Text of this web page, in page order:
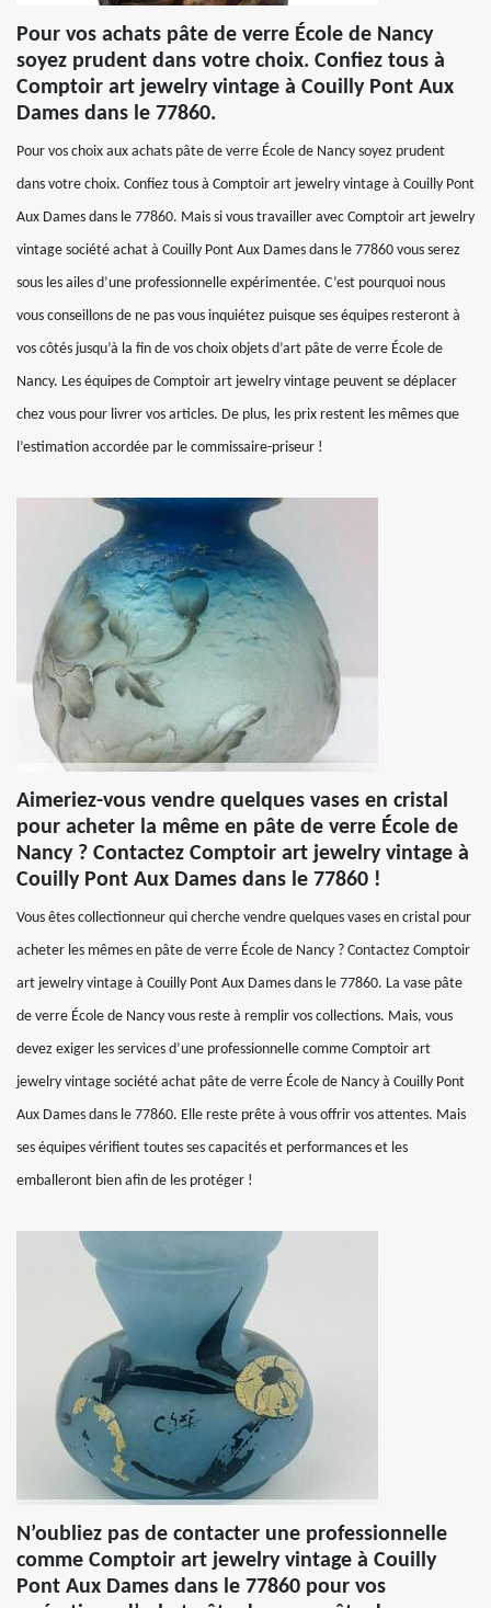
Pour vos achats pâte de verre École de Nancy
soyez prudent dans votre choix. Confiez tous à
Comptoir art jewelry vintage à Couilly Pont Aux
Dames dans le 77860.
Pour vos choix aux achats pâte de verre École de Nancy soyez prudent
dans votre choix. Confiez tous à Comptoir art jewelry vintage à Couilly Pont
Aux Dames dans le 77860. Mais si vous travailler avec Comptoir art jewelry
vintage société achat à Couilly Pont Aux Dames dans le 77860 vous serez
sous les ailes d’une professionnelle expérimentée. C’est pourquoi nous
vous conseillons de ne pas vous inquiétez puisque ses équipes resteront à
vos côtés jusqu’à la fin de vos choix objets d’art pâte de verre École de
Nancy. Les équipes de Comptoir art jewelry vintage peuvent se déplacer
chez vous pour livrer vos articles. De plus, les prix restent les mêmes que
l’estimation accordée par le commissaire-priseur !
Aimeriez-vous vendre quelques vases en cristal
pour acheter la même en pâte de verre École de
Nancy ? Contactez Comptoir art jewelry vintage à
Couilly Pont Aux Dames dans le 77860 !
Vous êtes collectionneur qui cherche vendre quelques vases en cristal pour
acheter les mêmes en pâte de verre École de Nancy ? Contactez Comptoir
art jewelry vintage à Couilly Pont Aux Dames dans le 77860. La vase pâte
de verre École de Nancy vous reste à remplir vos collections. Mais, vous
devez exiger les services d’une professionnelle comme Comptoir art
jewelry vintage société achat pâte de verre École de Nancy à Couilly Pont
Aux Dames dans le 77860. Elle reste prête à vous offrir vos attentes. Mais
ses équipes vérifient toutes ses capacités et performances et les
emballeront bien afin de les protéger !
N’oubliez pas de contacter une professionnelle
comme Comptoir art jewelry vintage à Couilly
Pont Aux Dames dans le 77860 pour vos